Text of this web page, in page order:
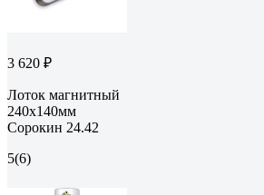
3 620 ₽
Лоток магнитный
240х140мм
Сорокин 24.42
5(6)